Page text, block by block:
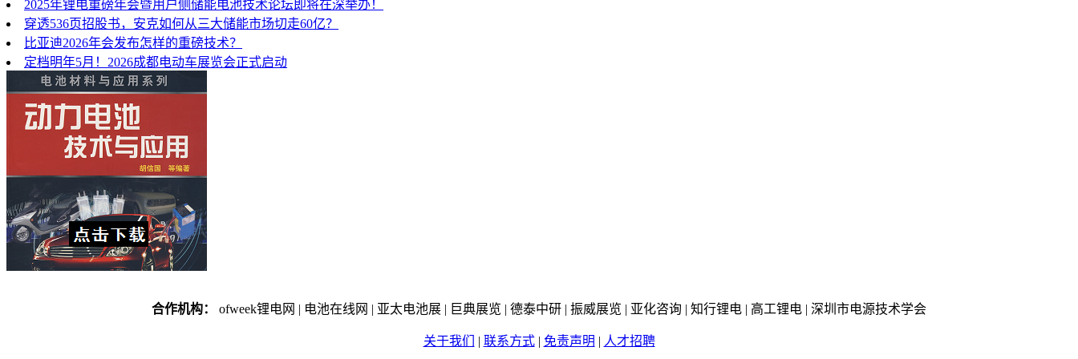
2025年锂电重磅年会暨用户侧储能电池技术论坛即将在深举办！
穿透536页招股书，安克如何从三大储能市场切走60亿？
比亚迪2026年会发布怎样的重磅技术？
定档明年5月！2026成都电动车展览会正式启动
合作机构： ofweek锂电网 | 电池在线网 | 亚太电池展 | 巨典展览 | 德泰中研 | 振威展览 | 亚化咨询 | 知行锂电 | 高工锂电 | 深圳市电源技术学会
关于我们 | 联系方式| 免责声明 | 人才招聘